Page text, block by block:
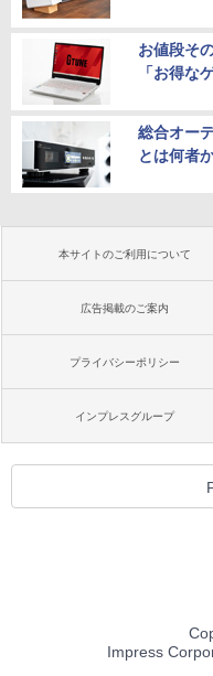
お値段そ
「お得な
総合オー
とは何者
本サイトのご利用について
広告掲載のご案内
プライバシーポリシー
インプレスグループ
Impress